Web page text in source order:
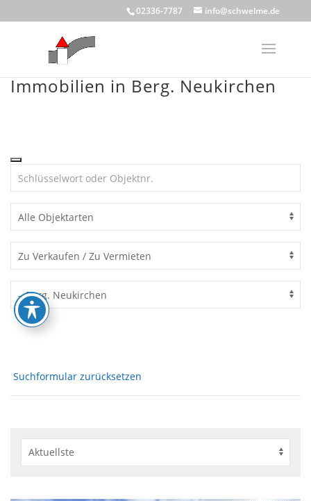
to
02336-7787 info@schwelme.de
Immobilien in Berg. Neukirchen
Suchformular zurücksetzen